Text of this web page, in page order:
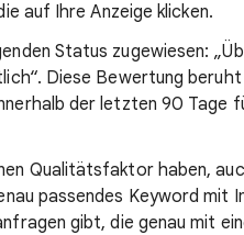
auf Ihre Anzeige klicken.
Status zugewiesen:
Diese Bewertung
der letzten 90 Tage
Qualitätsfaktor haben,
passendes Keyword mit
gibt, die genau mit